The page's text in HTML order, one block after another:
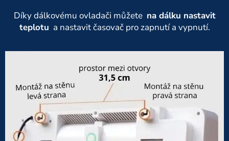
Díky dálkovému ovladači můžete na dálku nastavit
teplotu a nastavit časovač pro zapnutí a vypnutí.